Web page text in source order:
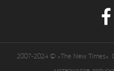
2007-2024 © «The New